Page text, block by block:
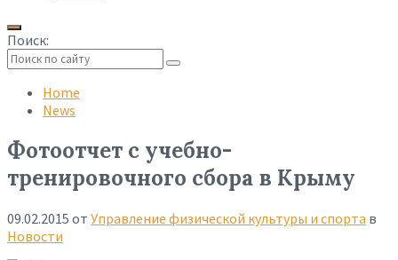
Поиск:
search
Home
News
Фотоотчет с учебно-
тренировочного сбора в Крыму
09.02.2015 от Управление физической культуры и спорта в
Новости